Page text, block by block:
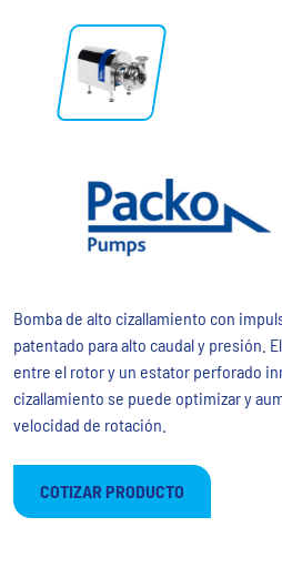
Bomba de alto cizallamiento con
patentado para alto caudal y presión.
entre el rotor y un estator perforado
cizallamiento se puede optimizar y
velocidad de rotación.
COTIZAR PRODUCTO